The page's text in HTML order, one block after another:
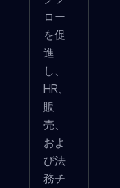
ロー
を促
進
し、
HR、
販
売、
およ
び法
務チ